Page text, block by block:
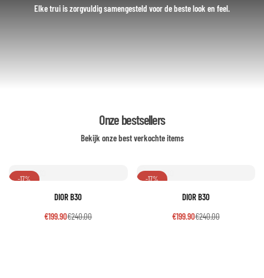
Elke trui is zorgvuldig samengesteld voor de beste look en feel.
Onze bestsellers
Bekijk onze best verkochte items
-17%
DIOR B30
€240.00
€199.90
-17%
DIOR B30
€240.00
€199.90